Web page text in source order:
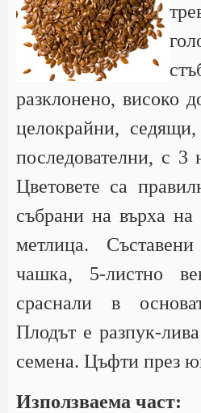
разклонено, високо
целокрайни,
последователни, с
Цветовете са
събрани на върха на
метлица.
чашка, 5-листно
сраснали в
Плодът е разпук-
семена. Цъфти през
Използваема част: